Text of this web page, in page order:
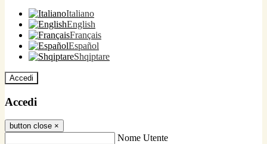
Italiano
English
Français
Español
Shqiptare
Accedi
Accedi
button close ×
Nome Utente